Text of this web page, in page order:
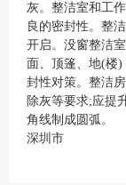
灰。整洁室和工
良的密封性。整
开启。没窗整洁
面、顶篷、地(楼
封性对策。整洁
除灰等要求;应提
角线制成圆弧。
深圳市